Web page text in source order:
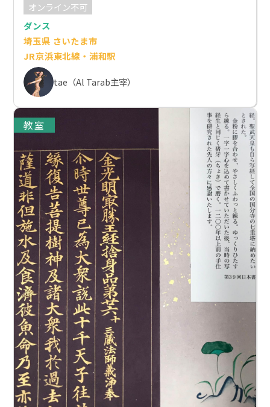
オンライン不可
ダンス
埼玉県 さいたま市
JR京浜東北線・浦和駅
tae（Al Tarab主宰）
教室